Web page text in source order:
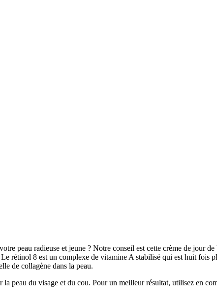
peau radieuse et jeune ? Notre conseil est cette crème de jour
rétinol 8 est un complexe de vitamine A stabilisé qui est huit fois
de collagène dans la peau.
peau du visage et du cou. Pour un meilleur résultat, utilisez en